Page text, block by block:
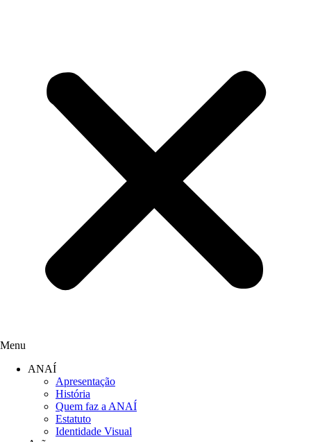
Menu
ANAÍ
Apresentação
História
Quem faz a ANAÍ
Estatuto
Identidade Visual